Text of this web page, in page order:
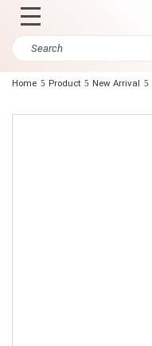
Home Product New Arrival